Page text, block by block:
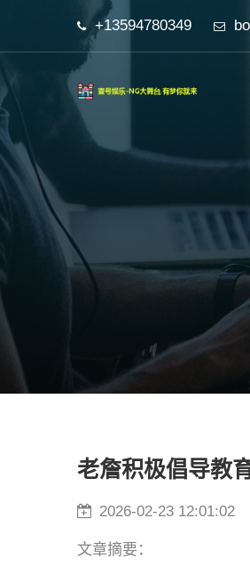
+13594780349
老詹积极倡导教
2026-02-23 12:01:02
文章摘要：